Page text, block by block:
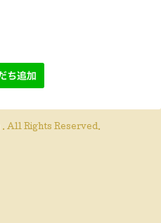
. All Rights Reserved.